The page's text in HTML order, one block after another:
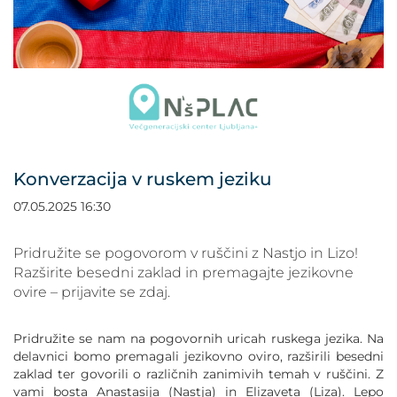
OZNAČI NASLOVE
OZNAČI POVEZAVE
PODČRTAJ POVEZAVE
ZEMLJEVID STRANI
Konverzacija v ruskem jeziku
07.05.2025 16:30
Pridružite se pogovorom v ruščini z Nastjo in Lizo!
Razširite besedni zaklad in premagajte jezikovne
ovire – prijavite se zdaj.
Pridružite se nam na pogovornih uricah ruskega jezika. Na
delavnici bomo premagali jezikovno oviro, razširili besedni
zaklad ter govorili o različnih zanimivih temah v ruščini. Z
vami bosta Anastasija (Nastja) in Elizaveta (Liza). Lepo